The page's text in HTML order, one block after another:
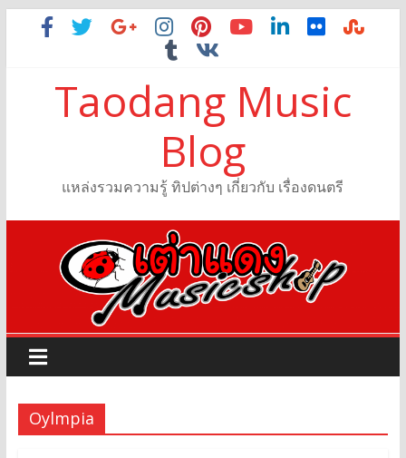
Taodang Music
Blog
แหล่งรวมความรู้ ทิปต่างๆ เกี่ยวกับ เรื่องดนตรี
Oylmpia